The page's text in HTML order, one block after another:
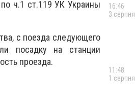
ч.1 ст.119 УК Украины
с поезда следующего
посадку на станции
проезда.
16:46
3 серпня
11:48
1 серпня